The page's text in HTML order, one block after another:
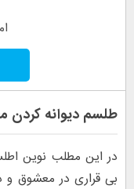
طلسم دیوانه کردن
در این مطلب نوین
بی قراری در معشوق و